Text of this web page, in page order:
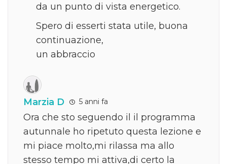
da un punto di vista energetico.
Spero di esserti stata utile, buona
continuazione,
un abbraccio
Marzia D 5 anni fa
Ora che sto seguendo il il programma
autunnale ho ripetuto questa lezione e
mi piace molto,mi rilassa ma allo
stesso tempo mi attiva,di certo la